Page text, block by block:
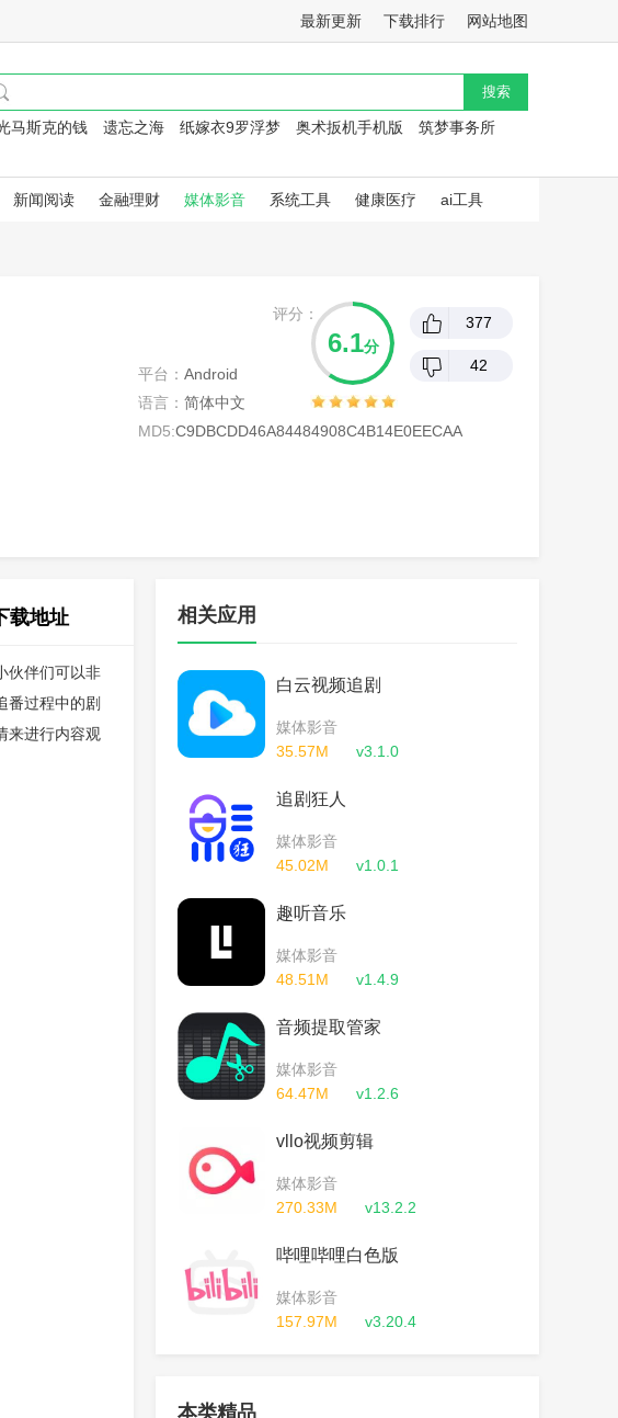
最新更新 下载排行 网站地图
马斯克的钱 遗忘之海 纸嫁衣9罗浮梦 奥术扳机手机版 筑梦事务所
新闻阅读 金融理财 媒体影音 系统工具 健康医疗 ai工具
平台： Android
语言： 简体中文
MD5:C9DBCDD46A84484908C4B14E0EECAA
评分：
6.1分
377
42
载地址
伙伴们可以非
番过程中的剧
来进行内容观
相关应用
白云视频追剧
媒体影音
35.57M
v3.1.0
追剧狂人
媒体影音
45.02M
v1.0.1
趣听音乐
媒体影音
48.51M
v1.4.9
音频提取管家
媒体影音
64.47M
v1.2.6
vllo视频剪辑
媒体影音
270.33M
v13.2.2
哔哩哔哩白色版
媒体影音
157.97M
v3.20.4
本类精品